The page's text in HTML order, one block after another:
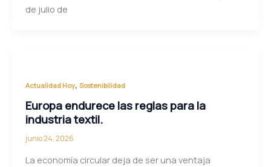
de julio de
Actualidad Hoy, Sostenibilidad
Europa endurece las reglas para la
industria textil.
junio 24, 2026
La economía circular deja de ser una ventaja